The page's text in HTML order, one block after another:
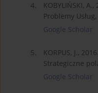
4.
KOBYLIŃSKI,
Problemy
Google Scholar
5.
KORPUS, J.,
Strategiczne
Google Scholar